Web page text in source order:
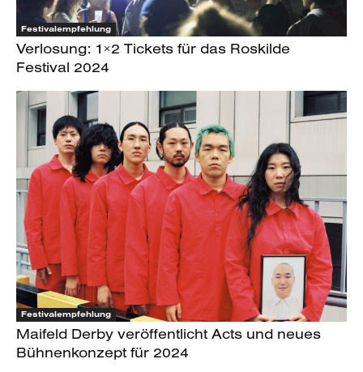
Festivalempfehlung
Verlosung: 1×2 Tickets für das Roskilde
Festival 2024
Festivalempfehlung
Maifeld Derby veröffentlicht Acts und neues
Bühnenkonzept für 2024